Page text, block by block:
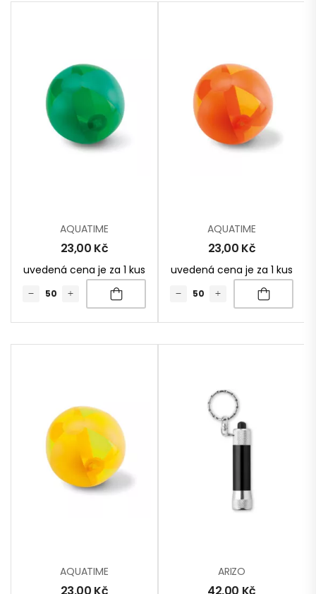
AQUATIME
23,00 Kč
uvedená cena je za 1 kus
AQUATIME
23,00 Kč
uvedená cena je za 1 kus
AQUATIME
23,00 Kč
ARIZO
42,00 Kč